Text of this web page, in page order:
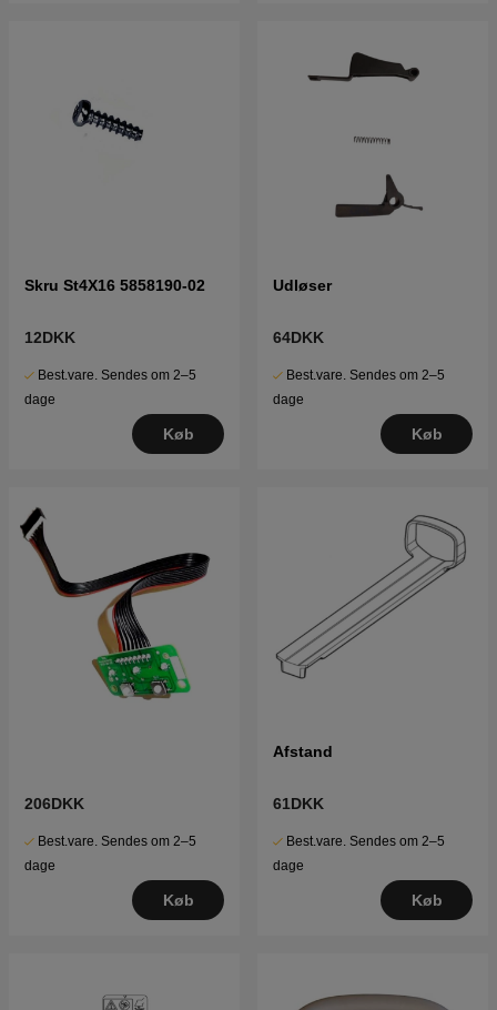
Skru St4X16 5858190-02
12DKK
Best.vare. Sendes om 2–5
dage
Køb
Udløser
64DKK
Best.vare. Sendes om 2–5
dage
Køb
206DKK
Best.vare. Sendes om 2–5
dage
Køb
Afstand
61DKK
Best.vare. Sendes om 2–5
dage
Køb